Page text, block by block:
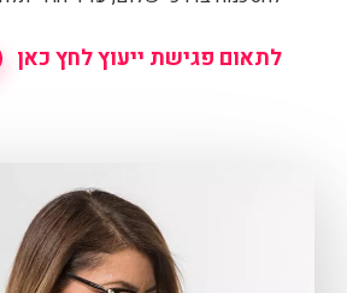
לתאום פגישת ייעוץ לחץ כאן